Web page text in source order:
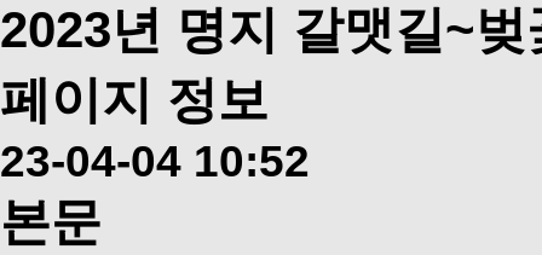
2023년 명지 갈맷길~
페이지 정보
23-04-04 10:52
본문